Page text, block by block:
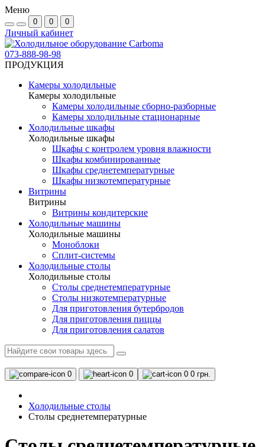
Меню
0 0 0
Личный кабинет
073-888-98-98
ПРОДУКЦИЯ
Камеры холодильные
Камеры холодильные
Камеры холодильные сборно-разборные
Камеры холодильные стационарные
Холодильные шкафы
Холодильные шкафы
Шкафы с контролем уровня влажности
Шкафы комбинированные
Шкафы среднетемпературные
Шкафы низкотемпературные
Витрины
Витрины
Витрины кондитерские
Холодильные машины
Холодильные машины
Моноблоки
Сплит-системы
Холодильные столы
Холодильные столы
Столы среднетемпературные
Столы низкотемпературные
Для приготовления бутербродов
Для приготовления пиццы
Для приготовления салатов
0 0 0 0 грн.
Холодильные столы
Столы среднетемпературные